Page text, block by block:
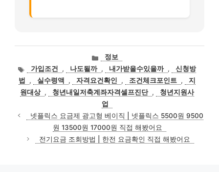
카
고
리
정보
태가입조건 , 나도될까 , 내가받을수있을까 ,
신청방
법
, 실수령액 , 자격요건확인 , 조건체크포인트 ,
지
원대상 , 청년내일저축계좌자격셀프진단 ,
청년지원사
업
넷플릭스 요금제 광고형 베이직 | 넷플릭스 5500원 9500
원 13500원 17000원 직접 해봤어요
전기요금 조회방법 | 한전 요금확인 직접 해봤어요